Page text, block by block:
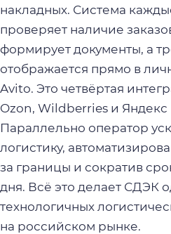
накладных. Система
проверяет наличие
формирует документы, а
отображается прямо в
Avito. Это четвёртая
Ozon, Wildberries и Яндекс
Параллельно оператор
логистику,
за границы и сократив
дня. Всё это делает СДЭК
технологичных
на российском рынке.